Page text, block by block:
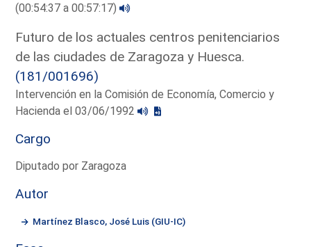
(00:54:37 a 00:57:17)
Futuro de los actuales centros penitenciarios
de las ciudades de Zaragoza y Huesca.
(181/001696)
Intervención en la Comisión de Economía, Comercio y
Hacienda el 03/06/1992
Cargo
Diputado por Zaragoza
Autor
Martínez Blasco, José Luis (GIU-IC)